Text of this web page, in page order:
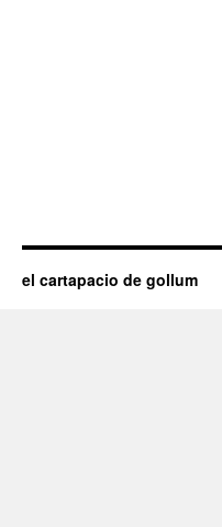
el cartapacio de gollum